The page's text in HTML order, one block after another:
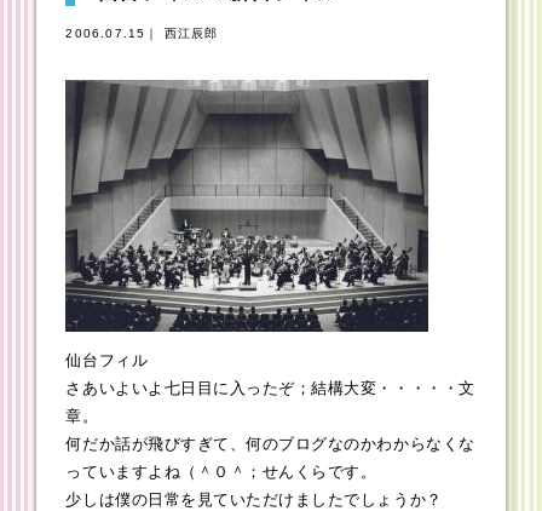
2006.07.15｜ 西江辰郎
仙台フィル
さあいよいよ七日目に入ったぞ；結構大変・・・・・文
章。
何だか話が飛びすぎて、何のブログなのかわからなくな
っていますよね（＾０＾；せんくらです。
少しは僕の日常を見ていただけましたでしょうか？